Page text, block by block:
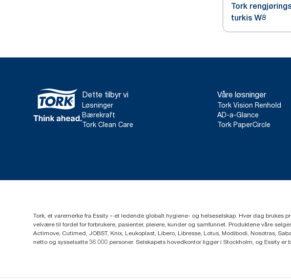
Tork
turkis W8
Dette tilbyr vi
Løsninger
Bærekraft
Tork Clean Care
Våre løsninger
Tork Vision Renhold
AD-a-Glance
Tork PaperCircle
Tork, et varemerke fra Essity – et ledende globalt hygiene- og helseselskap. Hver dag
velvære til fordel for forbrukere, pasienter, pleiere, kunder og samfunnet. Produktene våre
Actimove, Cutimed, JOBST, Knix, Leukoplast, Libero, Libresse, Lotus, Modibodi, Nosotras,
netto og sysselsatte 36 000 personer. Selskapets hovedkontor ligger i Stockholm, og Essity